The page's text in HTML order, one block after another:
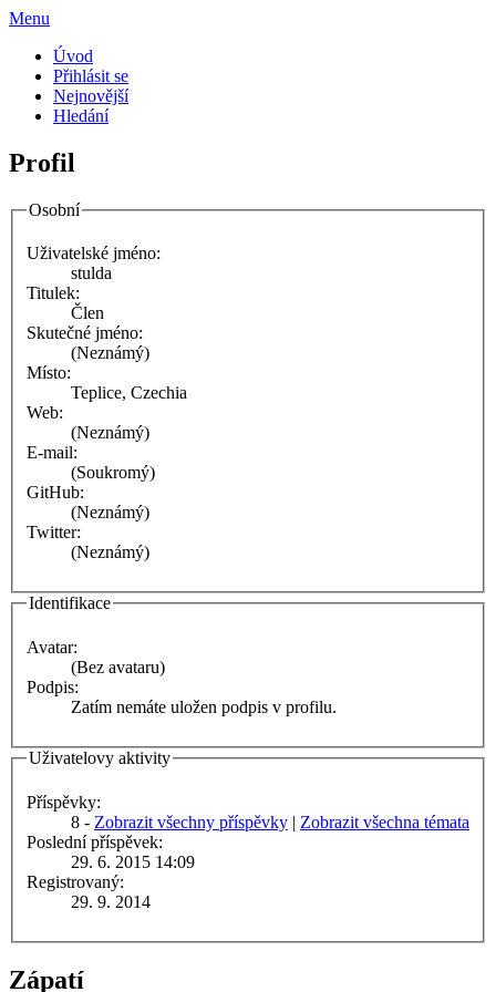
Menu
Úvod
Přihlásit se
Nejnovější
Hledání
Profil
Osobní
Uživatelské jméno:
stulda
Titulek:
Člen
Skutečné jméno:
(Neznámý)
Místo:
Teplice, Czechia
Web:
(Neznámý)
E-mail:
(Soukromý)
GitHub:
(Neznámý)
Twitter:
(Neznámý)
Identifikace
Avatar:
(Bez avataru)
Podpis:
Zatím nemáte uložen podpis v profilu.
Uživatelovy aktivity
Příspěvky:
8 - Zobrazit všechny příspěvky | Zobrazit všechna témata
Poslední příspěvek:
29. 6. 2015 14:09
Registrovaný:
29. 9. 2014
Zápatí